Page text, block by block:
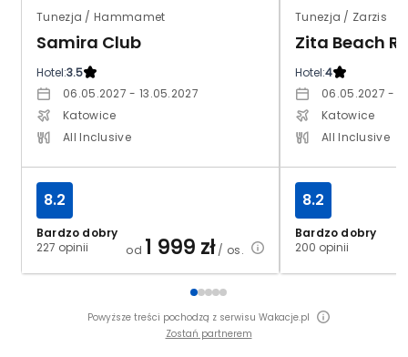
Tunezja / Hammamet
Samira Club
Hotel:3.5
06.05.2027 - 13.05.2027
Katowice
All Inclusive
Bardzo dobry
227 opinii
8.2
od 1 999 zł/ os.
Tunezja / Zarzis
Zita Beach
Hotel:4
06.05.2027 -
Katowice
All Inclusive
Bardzo dobry
200 opinii
8.2
Powyższe treści pochodzą z serwisu Wakacje.pl
Zostań partnerem